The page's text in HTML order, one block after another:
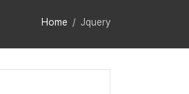
Home Jquery